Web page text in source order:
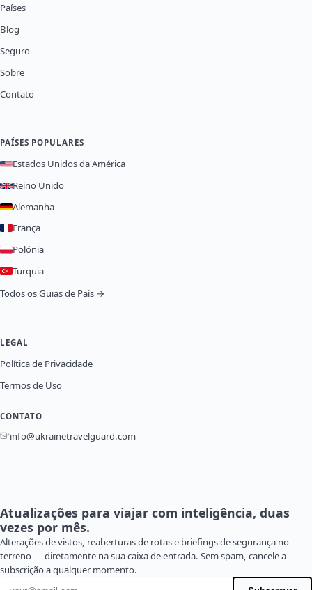
Países
Blog
Seguro
Sobre
Contato
PAÍSES POPULARES
Estados Unidos da América
Reino Unido
Alemanha
França
Polónia
Turquia
Todos os Guias de País →
LEGAL
Política de Privacidade
Termos de Uso
CONTATO
info@ukrainetravelguard.com
Atualizações para viajar com inteligência, duas
vezes por mês.
Alterações de vistos, reaberturas de rotas e briefings de segurança no
terreno — diretamente na sua caixa de entrada. Sem spam, cancele a
subscrição a qualquer momento.
Endereço de e-mail